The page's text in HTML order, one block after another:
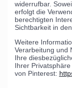
widerrufbar.
erfolgt die
berechtigten
Sichtbarkeit in
Weitere
Verarbeitung und
Ihre
Ihrer
von Pinterest: